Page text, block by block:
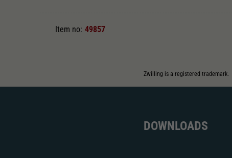
Item no: 49857
Zwilling is a registered trademark.
DOWNLOADS